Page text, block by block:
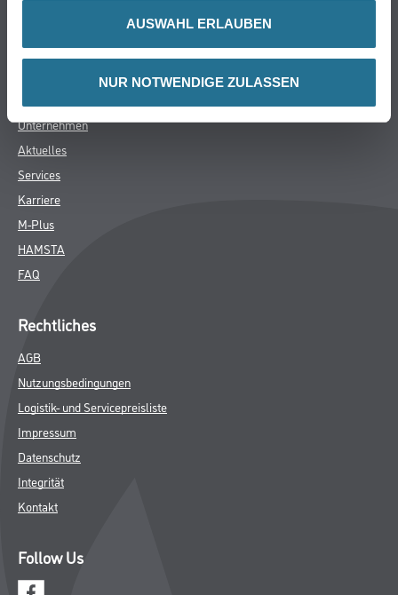
AUSWAHL ERLAUBEN
NUR NOTWENDIGE ZULASSEN
Werkzeug & Maschinen
Unternehmen
Aktuelles
Services
Karriere
M-Plus
HAMSTA
FAQ
Rechtliches
AGB
Nutzungsbedingungen
Logistik- und Servicepreisliste
Impressum
Datenschutz
Integrität
Kontakt
Follow Us